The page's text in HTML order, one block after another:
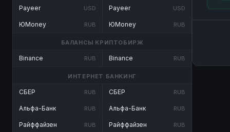
Payeer USD
ЮMoney RUB
Payeer USD
ЮMoney RUB
БАЛАНСЫ КРИПТОБИРЖ
Binance RUB Binance RUB
ИНТЕРНЕТ БАНКИНГ
СБЕР RUB
Альфа-Банк RUB
Райффайзен RUB
СБЕР RUB
Альфа-Банк RUB
Райффайзен RUB